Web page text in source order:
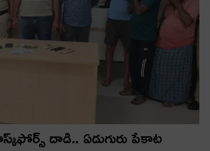
దాడి.. ఏడుగురు పేకాట